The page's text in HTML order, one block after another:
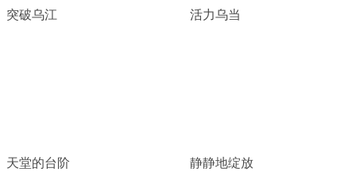
突破乌江 活力乌当
天堂的台阶 静静地绽放